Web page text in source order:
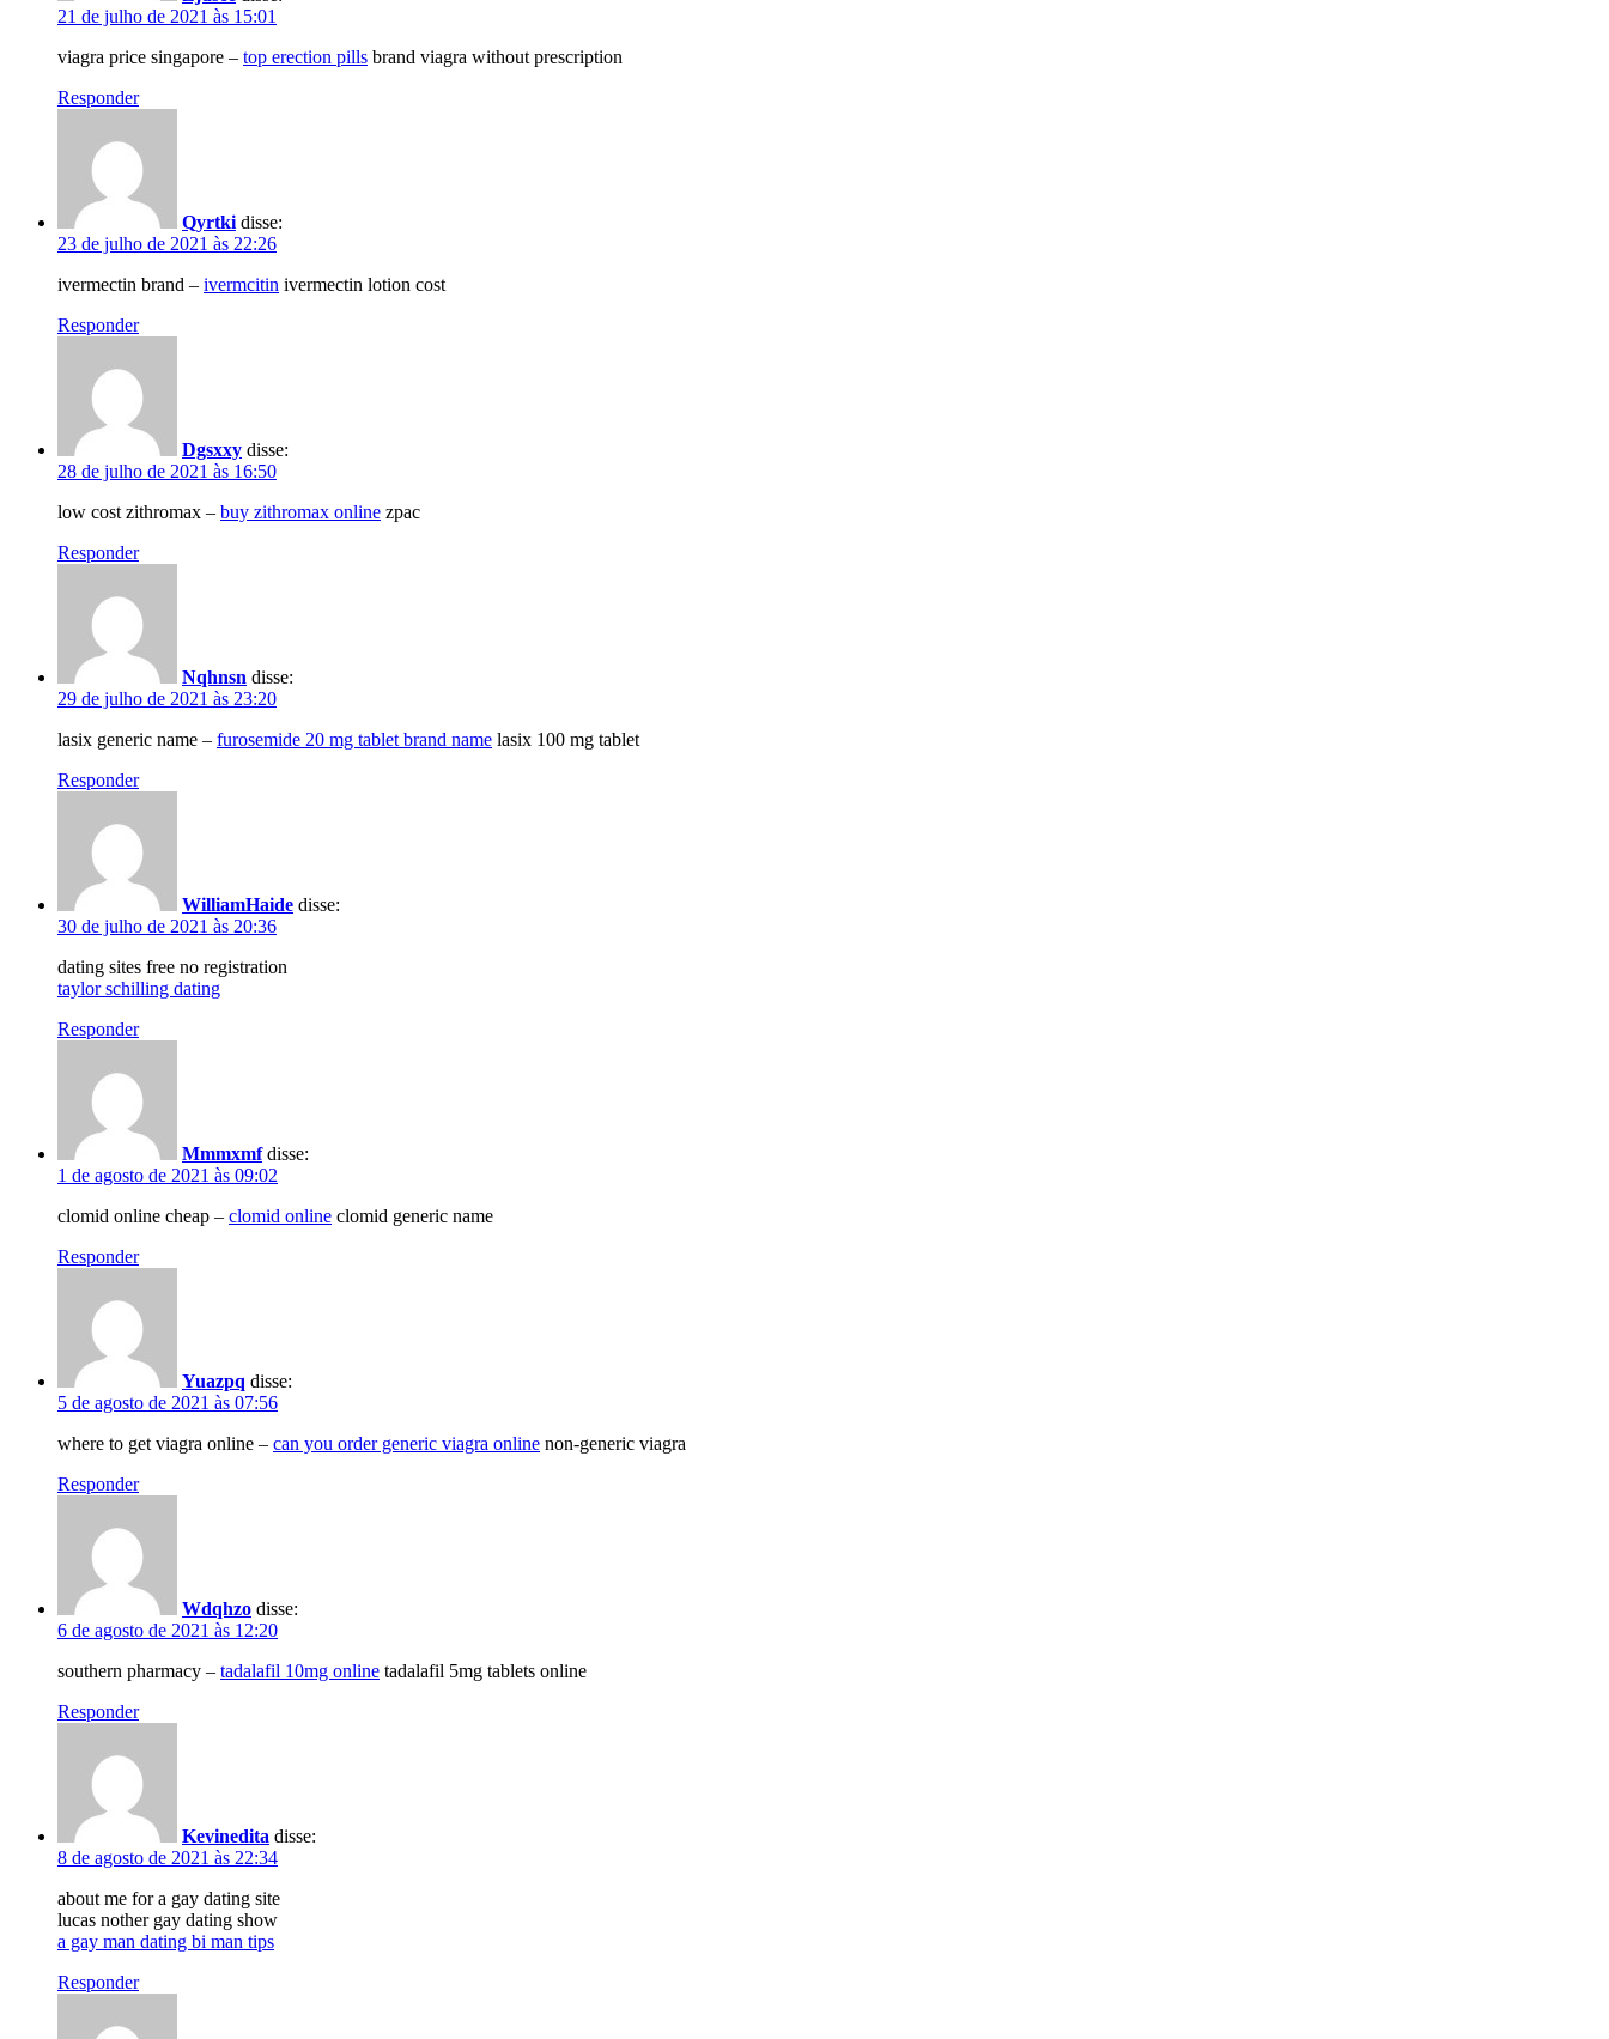
21 de julho de 2021 às 15:01
viagra price singapore – top erection pills brand viagra without prescription
Responder
Qyrtki disse:
23 de julho de 2021 às 22:26
ivermectin brand – ivermcitin ivermectin lotion cost
Responder
Dgsxxy disse:
28 de julho de 2021 às 16:50
low cost zithromax – buy zithromax online zpac
Responder
Nqhnsn disse:
29 de julho de 2021 às 23:20
lasix generic name – furosemide 20 mg tablet brand name lasix 100 mg tablet
Responder
WilliamHaide disse:
30 de julho de 2021 às 20:36
dating sites free no registration
taylor schilling dating
Responder
Mmmxmf disse:
1 de agosto de 2021 às 09:02
clomid online cheap – clomid online clomid generic name
Responder
Yuazpq disse:
5 de agosto de 2021 às 07:56
where to get viagra online – can you order generic viagra online non-generic viagra
Responder
Wdqhzo disse:
6 de agosto de 2021 às 12:20
southern pharmacy – tadalafil 10mg online tadalafil 5mg tablets online
Responder
Kevinedita disse:
8 de agosto de 2021 às 22:34
about me for a gay dating site
lucas nother gay dating show
a gay man dating bi man tips
Responder